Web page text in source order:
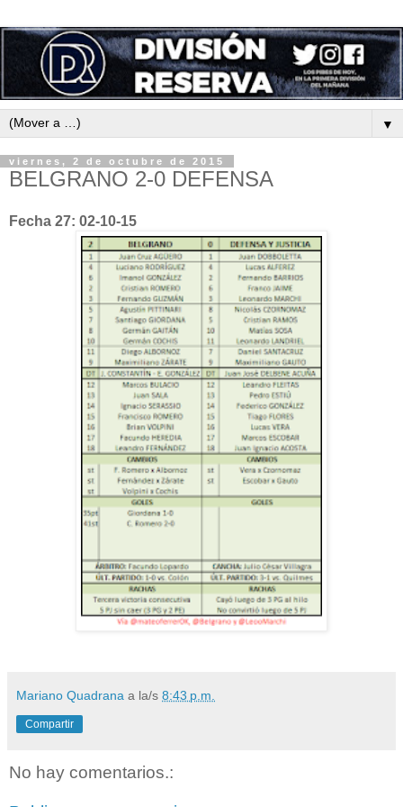
▼
viernes, 2 de octubre de 2015
BELGRANO 2-0 DEFENSA
Fecha 27: 02-10-15
Mariano Quadrana a la/s 8:43 p.m.
Compartir
No hay comentarios.: